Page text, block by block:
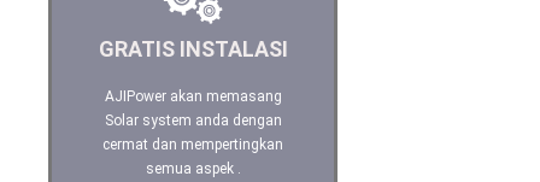
GRATIS INSTALASI
AJIPower akan memasang
Solar system anda dengan
cermat dan mempertingkan
semua aspek .
mempertimbangkan segala
aspek dalam menginstalasi
Hubungi kami